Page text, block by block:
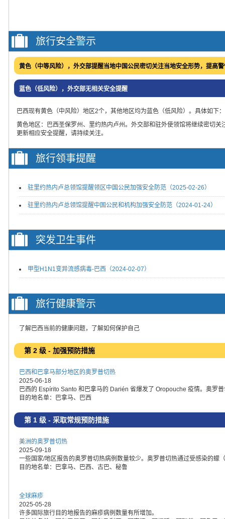
旅行安全警示
黄色（中等风险），外交部提醒当地中国公民密切关注当地安全形势，提高
蓝色（低风险），外交部无相关安全提醒
巴西现有黄色（中风险）地区2个，其他地区均为蓝色（低风险）。具体如下：
黄色地区：巴西圣保罗州、里约热内卢州。外交部和驻外使领馆将继续密切
更新相应安全提醒，请持续关注。
旅行领事提醒
驻里约热内卢总领馆提醒领区中国公民加强安全防范（2025-02-26）
驻里约热内卢总领馆提醒中国公民和机构加强安全防范（2024-01-24）
突发卫生事件
甲型H1N1变异流感病毒-巴西（2024-02-07）
旅行健康警示
了解巴西当前的健康问题，了解如何保护自己
第 2 级 - 加强预防措施
巴西和巴拿马部分地区的奥罗普切热
2025-06-18
巴西的 Espírito Santo 和巴拿马的 Darién 省爆发了 Oropouche 疫情。奥罗
目的地名单：巴拿马、巴西
第 1 级 - 采取常规预防措施
美洲的奥罗普切热
2025-09-18
一些国家/地区报告的奥罗普切热病例数量较少。奥罗普切热通过受感染的
目的地名单：巴拿马、巴西、古巴、秘鲁
全球麻疹
2025-05-28
许多国际旅行目的地报告的麻疹病例数量有所增加。